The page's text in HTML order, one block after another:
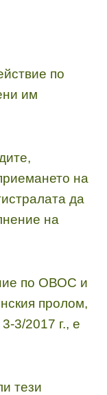
по
им
на
да
на
по ОВОС и
пролом,
3/2017 г., е
тези